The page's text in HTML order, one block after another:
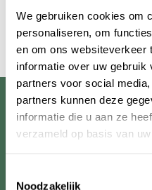
We gebruiken cookies om
personaliseren, om
en om ons websiteverkeer
informatie over uw gebruik
partners voor social
partners kunnen deze
informatie die u aan ze
verzameld op basis van
Noodzakelijk
Unigarden